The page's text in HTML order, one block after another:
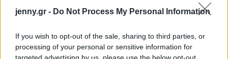
jenny.gr - Do Not Process My Personal Information
If you wish to opt-out of the sale, sharing to third parties, or
processing of your personal or sensitive information for
targeted advertising by us, please use the below opt-out